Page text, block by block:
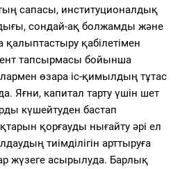
сапасы, институционалдық
сондай-ақ болжамды және
қалыптастыру қабілетімен
тапсырмасы бойынша
өзара іс-қимылдың тұтас
Яғни, капитал тарту үшін шет
күшейтуден бастап
қорғауды нығайту әрі ел
тиімділігін арттыруға
жүзеге асырылуда. Барлық